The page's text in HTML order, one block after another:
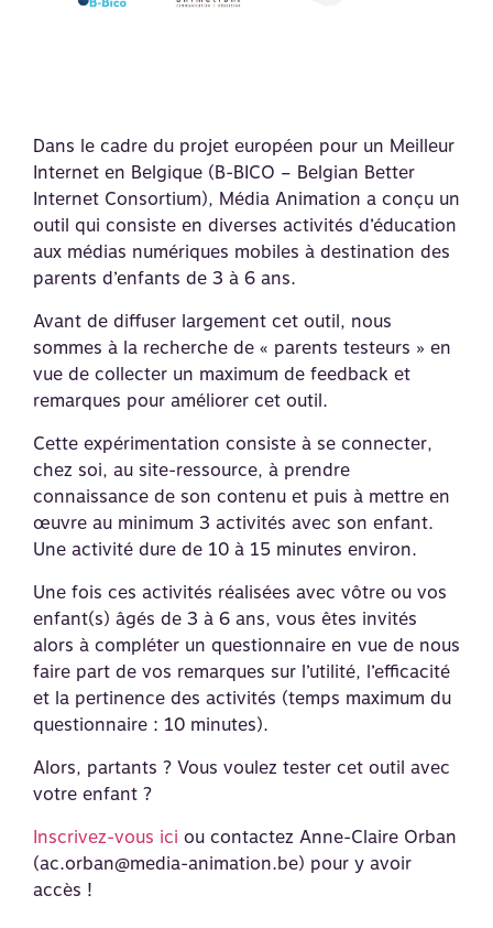
Dans le cadre du projet européen pour un Meilleur
Internet en Belgique (B-BICO – Belgian Better
Internet Consortium), Média Animation a conçu un
outil qui consiste en diverses activités d’éducation
aux médias numériques mobiles à destination des
parents d’enfants de 3 à 6 ans.
Avant de diffuser largement cet outil, nous
sommes à la recherche de « parents testeurs » en
vue de collecter un maximum de feedback et
remarques pour améliorer cet outil.
Cette expérimentation consiste à se connecter,
chez soi, au site-ressource, à prendre
connaissance de son contenu et puis à mettre en
œuvre au minimum 3 activités avec son enfant.
Une activité dure de 10 à 15 minutes environ.
Une fois ces activités réalisées avec vôtre ou vos
enfant(s) âgés de 3 à 6 ans, vous êtes invités
alors à compléter un questionnaire en vue de nous
faire part de vos remarques sur l’utilité, l’efficacité
et la pertinence des activités (temps maximum du
questionnaire : 10 minutes).
Alors, partants ? Vous voulez tester cet outil avec
votre enfant ?
Inscrivez-vous ici ou contactez Anne-Claire Orban
(ac.orban@media-animation.be) pour y avoir
accès !